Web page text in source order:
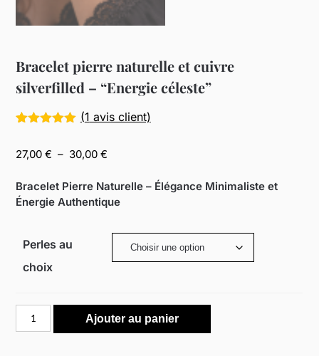
Bracelet pierre naturelle et cuivre
silverfilled – “Energie céleste”
basé sur
client
(1 avis client)
27,00€ – 30,00€
prix :
27,00 €
30,00 €
Bracelet Pierre Naturelle – Élégance Minimaliste et
Énergie Authentique
Perles au
choix
quantité
de
Ajouter au panier